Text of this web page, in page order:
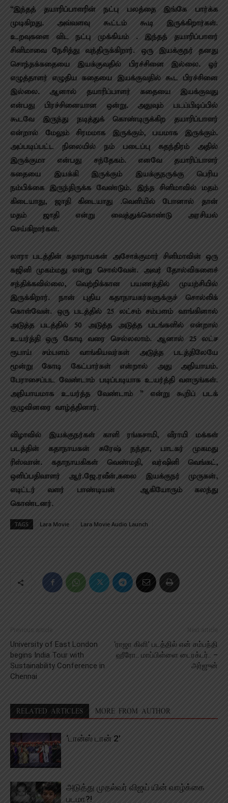
“இந்தத் தயாரிப்பாளரின் நட்பு பலத்தை இங்கே பார்க்க
முடிகிறது. அவ்வளவு கூட்டம் கூடி இருக்கிறார்கள்.
உறவுகளை விட நட்பு முக்கியம் . இந்தத் தயாரிப்பாளர்
சினிமாவை நேசித்து வந்திருக்கிறார். ஒரு இயக்குநர் தனது
சொந்தக்கதையை இயக்குவதில் பிரச்சினை இல்லை. ஓர்
எழுத்தாளர் எழுதிய கதையை இயக்குவதில் கூட பிரச்சினை
இல்லை. ஆனால் தயாரிப்பாளர் கதையை இயக்குவது
என்பது பிரச்சினையான ஒன்று. அதுவும் படப்பிடிப்பில்
கூடவே இருந்து நடித்துக் கொண்டிருக்கிற தயாரிப்பாளர்
என்றால் மேலும் சிரமமாக இருக்கும், பயமாக இருக்கும்.
அப்படிப்பட்ட நிலையில் நம் படைப்பு சுதந்திரம் அதில்
இருக்குமா என்பது சந்தேகம். எனவே தயாரிப்பாளர்
கதையை இயக்கி இருக்கும் இயக்குநருக்கு பெரிய
நம்பிக்கை இருந்திருக்க வேண்டும். இந்த சினிமாவில் மதம்
கிடையாது, ஜாதி கிடையாது .வெளியில் போனால் தான்
மதம் ஜாதி என்று வைத்துக்கொண்டு அரசியல்
செய்கிறார்கள்.
லாரா படத்தின் கதாநாயகன் அசோக்குமார் சினிமாவின் ஒரு
கஜினி முகம்மது என்று சொல்வேன். அவர் தோல்விகளைச்
சந்திக்கவில்லை, வெற்றிக்கான பயணத்தில் முயற்சியில்
இருக்கிறார். நான் புதிய கதாநாயகர்களுக்குச் சொல்லிக்
கொள்வேன். ஒரு படத்தில் 25 லட்சம் சம்பளம் வாங்கினால்
அடுத்த படத்தில் 50 அடுத்த அடுத்த படங்களில் என்றால்
உயர்த்தி ஒரு கோடி வரை செல்லலாம். ஆனால் 25 லட்ச
ரூபாய் சம்பளம் வாங்கியவர்கள் அடுத்த படத்திலேயே
மூன்று கோடி கேட்பார்கள் என்றால் அது அநியாயம்.
பேராசைப்பட வேண்டாம் படிப்படியாக உயர்த்தி வளருங்கள்.
அநியாயமாக உயர்த்த வேண்டாம் ” என்று கூறிப் படக்
குழுவினரை வாழ்த்தினார்.
விழாவில் இயக்குநர்கள் காளி ரங்கசாமி, வீராயி மக்கள்
படத்தின் கதாநாயகன் சுரேஷ் நந்தா, பாடகர் முகமது
ரிஸ்வான். கதாநாயகிகள் வெண்மதி, வர்ஷினி வெங்கட்,
ஒளிப்பதிவாளர் ஆர்.ஜே.ரவீன்,கலை இயக்குநர் முருகன்,
எடிட்டர் வளர் பாண்டியன் ஆகியோரும் கலந்து
கொண்டனர்.
TAGS Lara Movie Lara Movie Audio Launch
Previous article
University of East London
begins India Tour with
Sustainability Conference in
Chennai
Next article
‘ராஜா கிளி’ படத்தில் என் சம்பந்தி
ஹீரோ.. மாப்பிள்ளை டைரக்டர்.. –
அர்ஜுன்
RELATED ARTICLES MORE FROM AUTHOR
‘டான்ஸ் டான் 2’
அடுத்து முதல்வர் விஜய் யின் வாழ்க்கை
படமா?!